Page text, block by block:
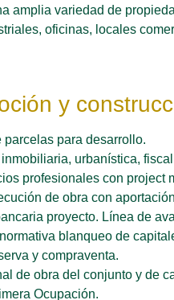
amplia variedad de
oficinas, locales
y
para desarrollo.
urbanística,
profesionales con project
de obra con
proyecto. Línea de
blanqueo de
y compraventa.
de obra del conjunto y de
Ocupación.